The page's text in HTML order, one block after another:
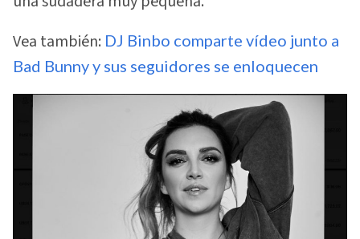
Vea también: DJ Binbo comparte vídeo junto a
Bad Bunny y sus seguidores se enloquecen